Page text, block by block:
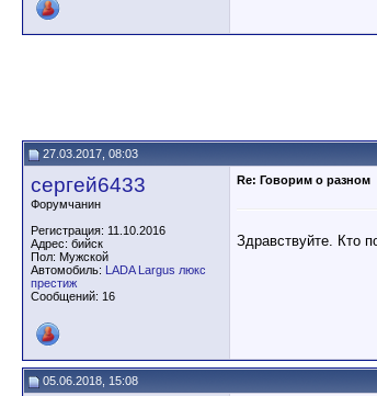
27.03.2017, 08:03
сергей6433
Форумчанин
Регистрация: 11.10.2016
Адрес: бийск
Пол: Мужской
Автомобиль: LADA Largus люкс
престиж
Сообщений: 16
Re: Говорим о разном
Здравствуйте. Кто
05.06.2018, 15:08